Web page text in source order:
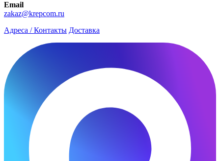
Email
zakaz@krepcom.ru
Адреса / Контакты Доставка